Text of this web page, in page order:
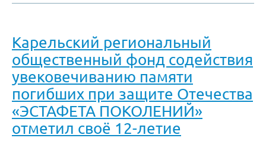
Карельский региональный
общественный фонд содействия
увековечиванию памяти
погибших при защите Отечества
«ЭСТАФЕТА ПОКОЛЕНИЙ»
отметил своё 12-летие